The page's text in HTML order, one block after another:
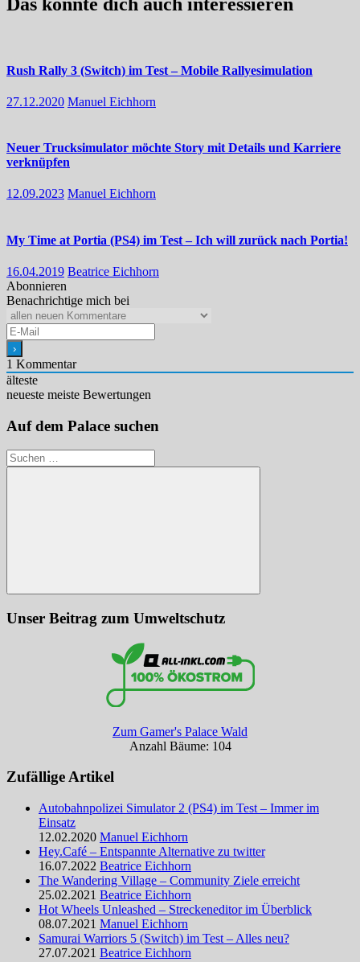
Das könnte dich auch interessieren
Rush Rally 3 (Switch) im Test – Mobile Rallyesimulation
27.12.2020 Manuel Eichhorn
Neuer Trucksimulator möchte Story mit Details und Karriere
verknüpfen
12.09.2023 Manuel Eichhorn
My Time at Portia (PS4) im Test – Ich will zurück nach Portia!
16.04.2019 Beatrice Eichhorn
Abonnieren
Benachrichtige mich bei
1 Kommentar
älteste
neueste meiste Bewertungen
Auf dem Palace suchen
Suchen
nach:
Suchen
Unser Beitrag zum Umweltschutz
Zum Gamer's Palace Wald
Anzahl Bäume: 104
Zufällige Artikel
Autobahnpolizei Simulator 2 (PS4) im Test – Immer im
Einsatz
12.02.2020 Manuel Eichhorn
Hey.Café – Entspannte Alternative zu twitter
16.07.2022 Beatrice Eichhorn
The Wandering Village – Community Ziele erreicht
25.02.2021 Beatrice Eichhorn
Hot Wheels Unleashed – Streckeneditor im Überblick
08.07.2021 Manuel Eichhorn
Samurai Warriors 5 (Switch) im Test – Alles neu?
27.07.2021 Beatrice Eichhorn